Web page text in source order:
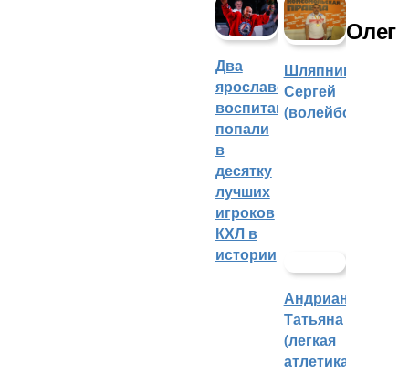
Два
ярославских
воспитанника
попали
в
десятку
лучших
игроков
КХЛ в
истории
Шляпников
Сергей
(волейбол)
Андрианова
Татьяна
(легкая
атлетика)
Олег